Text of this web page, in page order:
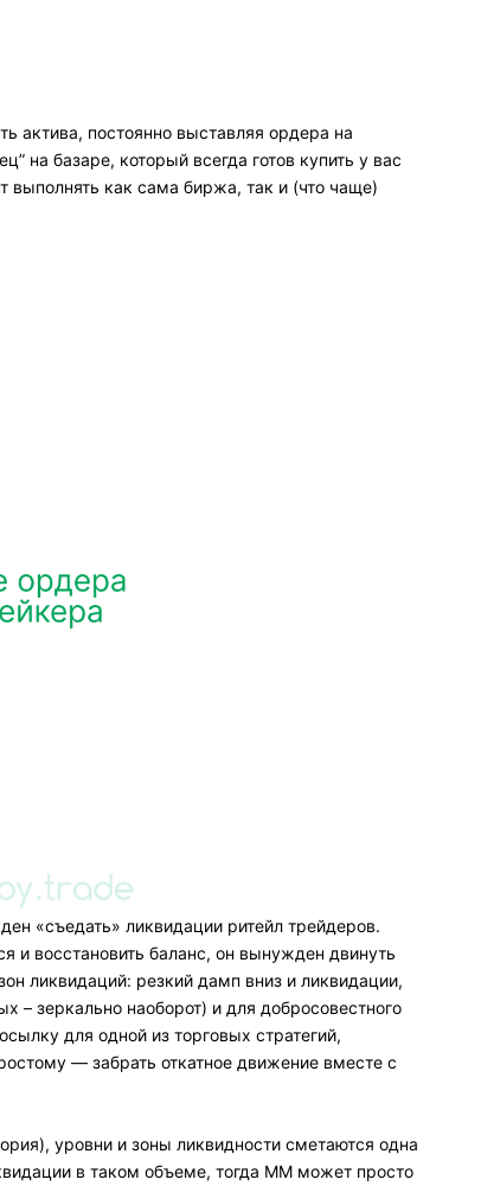
актива, постоянно выставляя ордера на
на базаре, который всегда готов купить у вас
как сама биржа, так и (что чаще)
«съедать» ликвидации ритейл трейдеров.
и восстановить баланс, он вынужден двинуть
ликвидаций: резкий дамп вниз и ликвидации,
– зеркально наоборот) и для добросовестного
для одной из торговых стратегий,
— забрать откатное движение вместе с
уровни и зоны ликвидности сметаются одна
в таком объеме, тогда ММ может просто